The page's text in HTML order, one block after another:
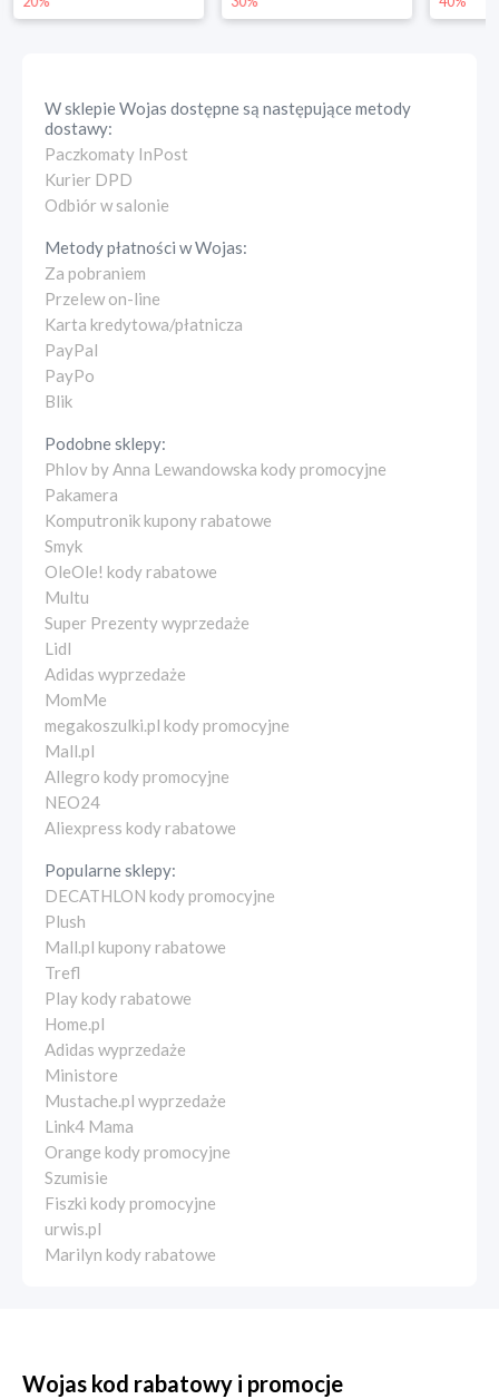
W sklepieWojas dostępne są następujące metody
dostawy:
Paczkomaty InPost
Kurier DPD
Odbiór w salonie
Metody płatności wWojas:
Za pobraniem
Przelew on-line
Karta kredytowa/płatnicza
PayPal
PayPo
Blik
Podobne sklepy:
Phlov by Anna Lewandowska kody promocyjne
Pakamera
Komputronik kupony rabatowe
Smyk
OleOle! kody rabatowe
Multu
Super Prezenty wyprzedaże
Lidl
Adidas wyprzedaże
MomMe
megakoszulki.pl kody promocyjne
Mall.pl
Allegro kody promocyjne
NEO24
Aliexpress kody rabatowe
Popularne sklepy:
DECATHLON kody promocyjne
Plush
Mall.pl kupony rabatowe
Trefl
Play kody rabatowe
Home.pl
Adidas wyprzedaże
Ministore
Mustache.pl wyprzedaże
Link4 Mama
Orange kody promocyjne
Szumisie
Fiszki kody promocyjne
urwis.pl
Marilyn kody rabatowe
Wojas kod rabatowy i promocje